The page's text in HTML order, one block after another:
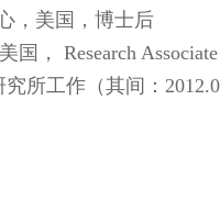
，美国，博士后
， Research Associate
作（其间：